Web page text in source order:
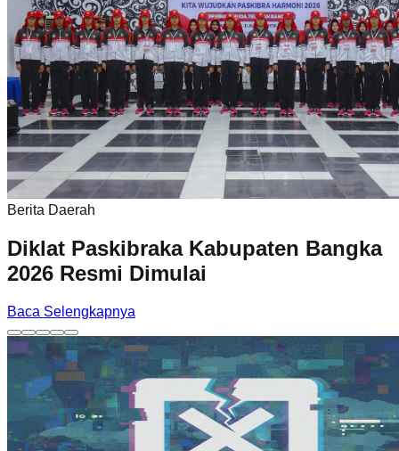
Berita Daerah
Diklat Paskibraka Kabupaten Bangka
2026 Resmi Dimulai
Baca Selengkapnya